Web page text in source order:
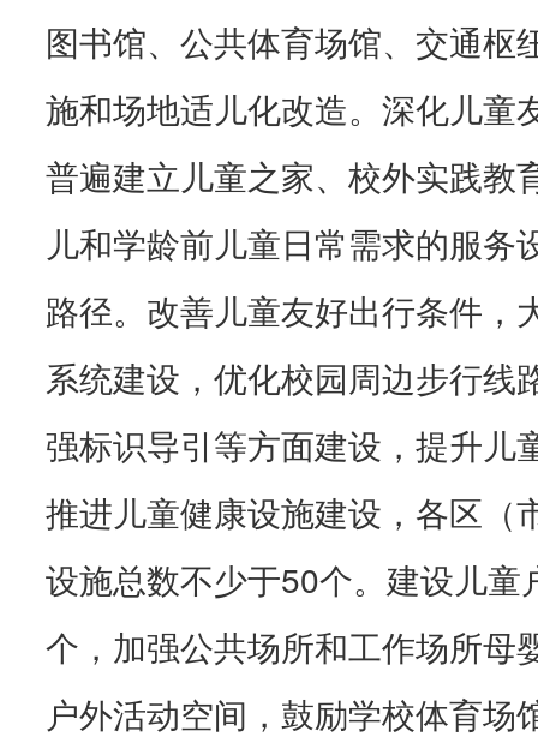
图书馆、公共体育场馆、交通枢
施和场地适儿化改造。深化儿童
普遍建立儿童之家、校外实践教
儿和学龄前儿童日常需求的服务
路径。改善儿童友好出行条件，
系统建设，优化校园周边步行线
强标识导引等方面建设，提升儿
推进儿童健康设施建设，各区（
设施总数不少于50个。建设儿童
个，加强公共场所和工作场所母
户外活动空间，鼓励学校体育场